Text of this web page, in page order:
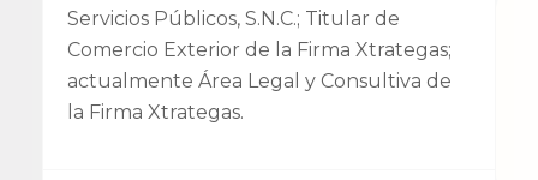
Servicios Públicos, S.N.C.; Titular de
Comercio Exterior de la Firma Xtrategas;
actualmente Área Legal y Consultiva de
la Firma Xtrategas.